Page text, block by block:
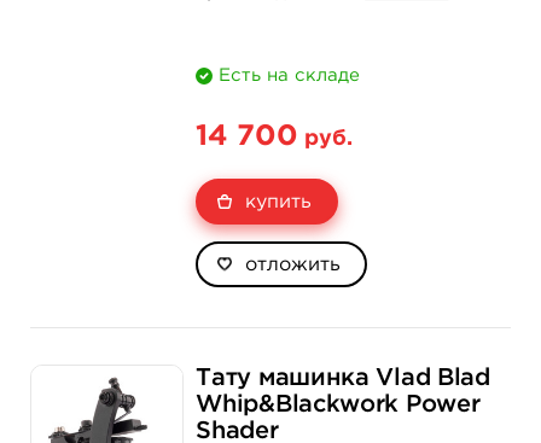
Есть на складе
14 700 руб.
купить
отложить
Тату машинка Vlad Blad
Whip&Blackwork Power
Shader